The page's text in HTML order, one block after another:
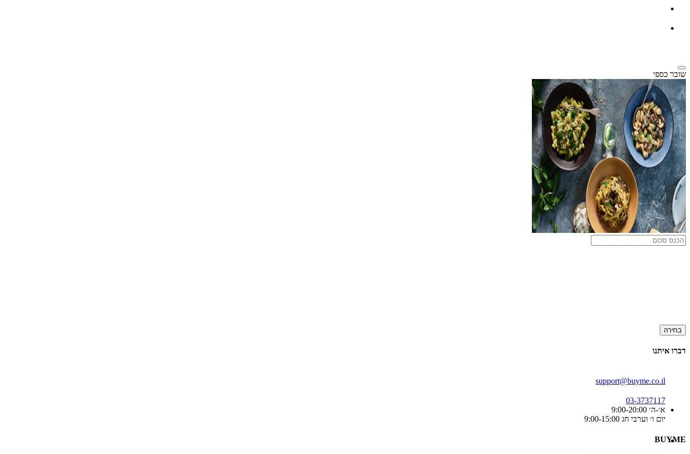
שובר כספי
בחירה
דברו איתנו
support@buyme.co.il
03-3737117
א׳-ה׳ 9:00-20:00
יום ו׳ וערבי חג 9:00-15:00
BUYME